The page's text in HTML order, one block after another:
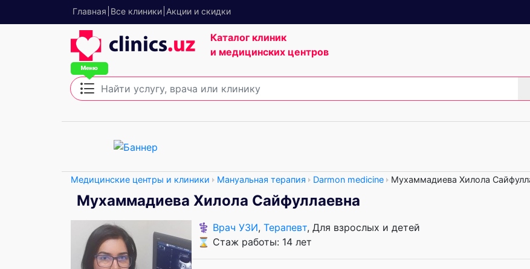
Главная Все клиники Акции и скидки
Каталог клиник
и медицинских центров
Медицинские центры и клиники Мануальная терапия Darmon medicine Мухаммадиева Хилола
Мухаммадиева Хилола Сайфуллаевна
⚕️ Врач УЗИ, Терапевт, Для взрослых и детей
⌛ Стаж работы: 14 лет